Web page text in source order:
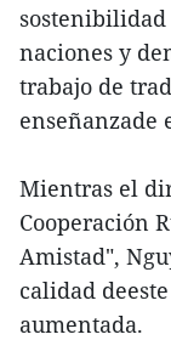
naciones y
trabajo de
enseñanzade
Mientras el
Cooperación
Amistad",
calidad
aumentada.